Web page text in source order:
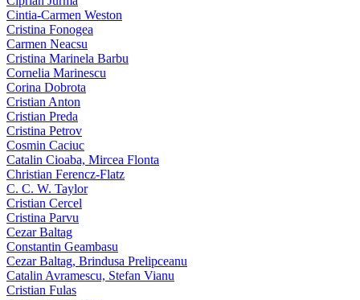
Cintia-Carmen Weston
Cristina Fonogea
Carmen Neacsu
Cristina Marinela Barbu
Cornelia Marinescu
Corina Dobrota
Cristian Anton
Cristian Preda
Cristina Petrov
Cosmin Caciuc
Catalin Cioaba, Mircea Flonta
Christian Ferencz-Flatz
C. C. W. Taylor
Cristian Cercel
Cristina Parvu
Cezar Baltag
Constantin Geambasu
Cezar Baltag, Brindusa Prelipceanu
Catalin Avramescu, Stefan Vianu
Cristian Fulas